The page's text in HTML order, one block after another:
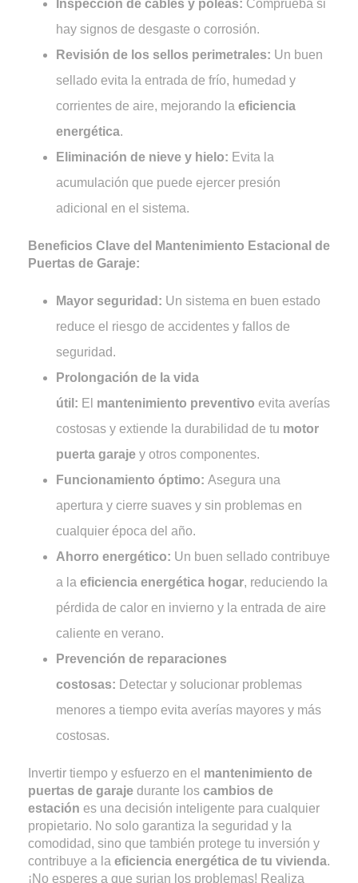
Inspección de cables y poleas: Comprueba si
hay signos de desgaste o corrosión.
Revisión de los sellos perimetrales: Un buen
sellado evita la entrada de frío, humedad y
corrientes de aire, mejorando la eficiencia
energética.
Eliminación de nieve y hielo: Evita la
acumulación que puede ejercer presión
adicional en el sistema.
Beneficios Clave del Mantenimiento Estacional de
Puertas de Garaje:
Mayor seguridad: Un sistema en buen estado
reduce el riesgo de accidentes y fallos de
seguridad.
Prolongación de la vida
útil: El mantenimiento preventivo evita averías
costosas y extiende la durabilidad de tu motor
puerta garaje y otros componentes.
Funcionamiento óptimo: Asegura una
apertura y cierre suaves y sin problemas en
cualquier época del año.
Ahorro energético: Un buen sellado contribuye
a la eficiencia energética hogar, reduciendo la
pérdida de calor en invierno y la entrada de aire
caliente en verano.
Prevención de reparaciones
costosas: Detectar y solucionar problemas
menores a tiempo evita averías mayores y más
costosas.
Invertir tiempo y esfuerzo en el mantenimiento de
puertas de garaje durante los cambios de
estación es una decisión inteligente para cualquier
propietario. No solo garantiza la seguridad y la
comodidad, sino que también protege tu inversión y
contribuye a la eficiencia energética de tu vivienda.
¡No esperes a que surjan los problemas! Realiza